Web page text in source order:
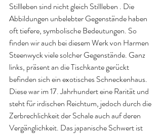
Stillleben sind nicht gleich Stillleben . Die
Abbildungen unbelebter Gegenstände haben
oft tiefere, symbolische Bedeutungen. So
finden wir auch bei diesem Werk von Harmen
Steenwyck viele solcher Gegenstände. Ganz
links, präsent an die Tischkante gerückt
befinden sich ein exotisches Schneckenhaus.
Diese war im 17. Jahrhundert eine Rarität und
steht für irdischen Reichtum, jedoch durch die
Zerbrechlichkeit der Schale auch auf deren
Vergänglichkeit. Das japanische Schwert ist